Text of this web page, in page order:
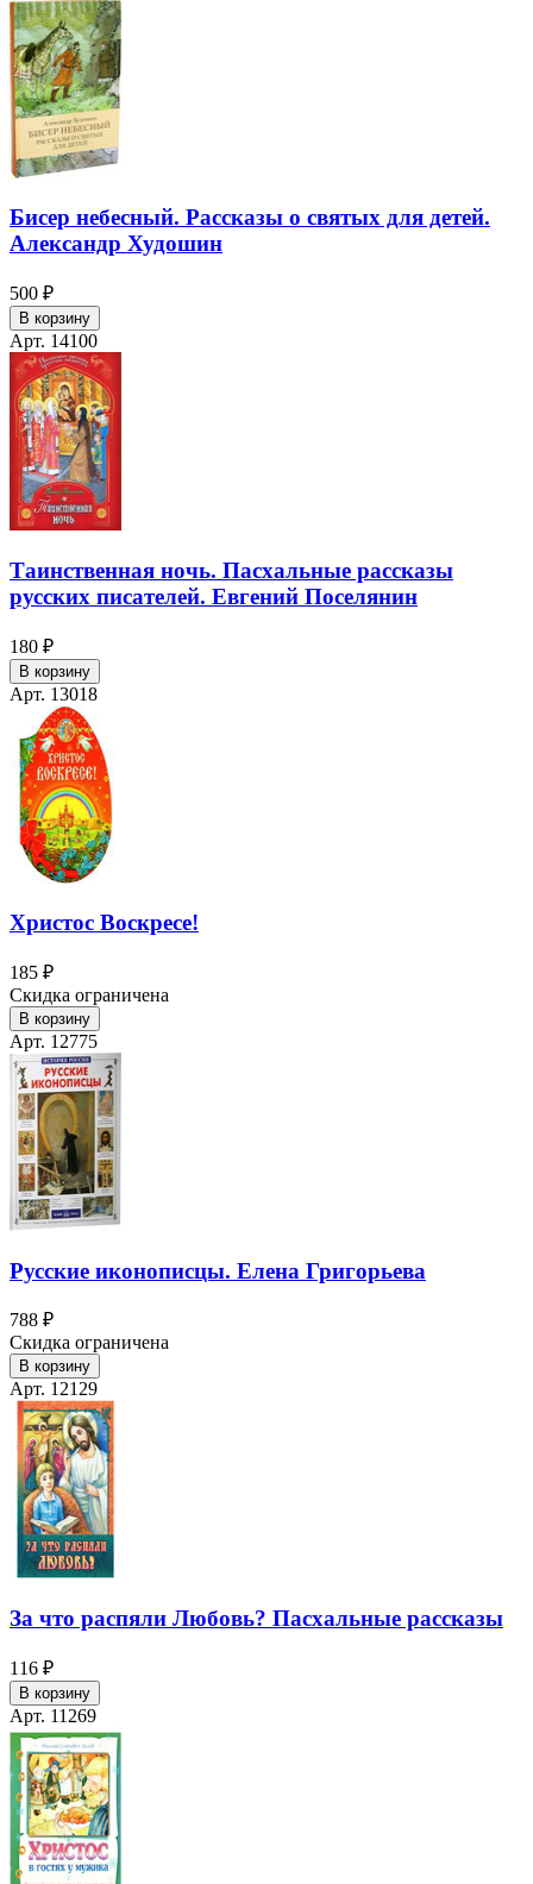
Бисер небесный. Рассказы о святых для детей.
Александр Худошин
500 ₽
В корзину
Арт. 14100
Таинственная ночь. Пасхальные рассказы
русских писателей. Евгений Поселянин
180 ₽
В корзину
Арт. 13018
Христос Воскресе!
185 ₽
Скидка ограничена
В корзину
Арт. 12775
Русские иконописцы. Елена Григорьева
788 ₽
Скидка ограничена
В корзину
Арт. 12129
За что распяли Любовь? Пасхальные рассказы
116 ₽
В корзину
Арт. 11269